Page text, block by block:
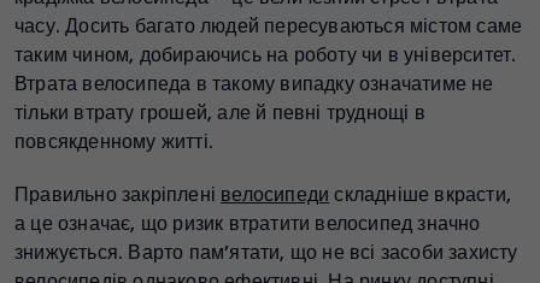
часу. Досить багато людей пересуваються містом саме
таким чином, добираючись на роботу чи в університет.
Втрата велосипеда в такому випадку означатиме не
тільки втрату грошей, але й певні труднощі в
повсякденному житті.
Правильно закріплені велосипеди складніше вкрасти,
а це означає, що ризик втратити велосипед значно
знижується. Варто пам’ятати, що не всі засоби захисту